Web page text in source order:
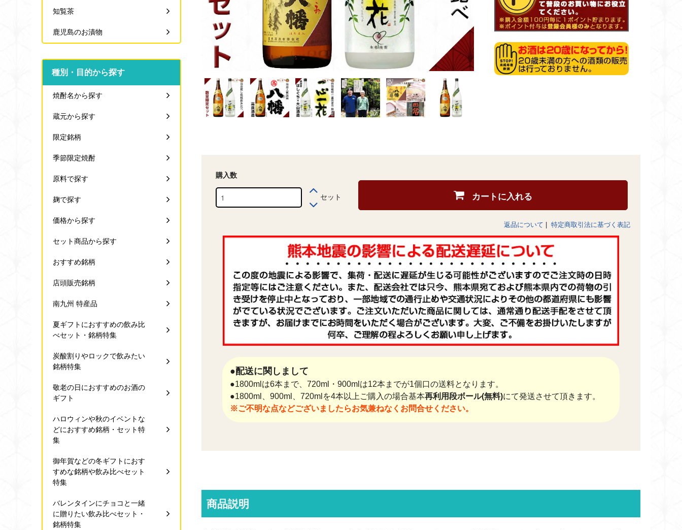
購入数
セット カートに入れる
返品について 特定商取引法に基づく表記
●配送に関しまして
●1800mlは6本まで、720ml・900mlは12本までが1個口の送料となります。
●1800ml、900ml、720mlを4本以上ご購入の場合基本再利用段ボール(無料)にて発送させて頂きます。
※ご不明な点などございましたらお気兼ねなくお問合せください。
商品説明
知覧茶
鹿児島のお漬物
種別・目的から探す
焼酎名から探す
蔵元から探す
限定銘柄
季節限定焼酎
原料で探す
麹で探す
価格から探す
セット商品から探す
おすすめ銘柄
店頭販売銘柄
南九州 特産品
夏ギフトにおすすめの飲み比
べセット・銘柄特集
炭酸割りやロックで飲みたい
銘柄特集
敬老の日におすすめのお酒の
ギフト
ハロウィンや秋のイベントな
どにおすすめ銘柄・セット特
集
御年賀などの冬ギフトにおす
すめな銘柄や飲み比べセット
特集
バレンタインにチョコと一緒
に贈りたい飲み比べセット・
銘柄特集